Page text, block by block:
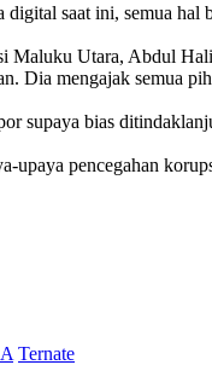
saat ini, semua
Utara, Abdul
Dia mengajak semua
supaya bias
upaya pencegahan
Ternate